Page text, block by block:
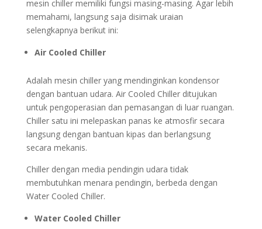
mesin chiller memiliki fungsi masing-masing. Agar lebih
memahami, langsung saja disimak uraian
selengkapnya berikut ini:
Air Cooled Chiller
Adalah mesin chiller yang mendinginkan kondensor
dengan bantuan udara. Air Cooled Chiller ditujukan
untuk pengoperasian dan pemasangan di luar ruangan.
Chiller satu ini melepaskan panas ke atmosfir secara
langsung dengan bantuan kipas dan berlangsung
secara mekanis.
Chiller dengan media pendingin udara tidak
membutuhkan menara pendingin, berbeda dengan
Water Cooled Chiller.
Water Cooled Chiller